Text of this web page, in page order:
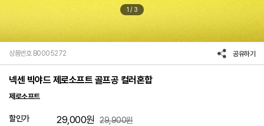
1 / 3
상품번호 B0005272 공유하기
넥센 빅야드 제로소프트 골프공 컬러혼합
제로소프트
할인가 29,000원 29,900원